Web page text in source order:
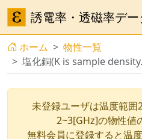
誘電率・透磁率デー
ホーム
物性一覧
塩化銅(K is sample
未登録ユーザは温度範
2~3[GHz]の物性値
無料会員に登録すると温